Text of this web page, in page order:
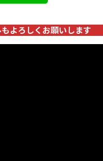
よろしくお願いします